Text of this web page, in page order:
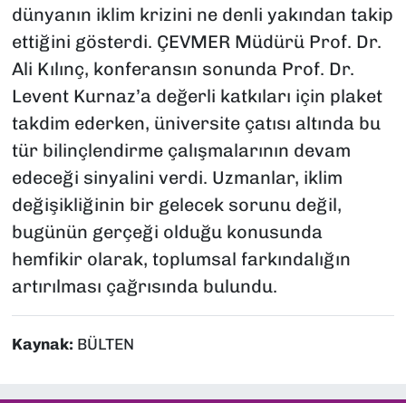
dünyanın iklim krizini ne denli yakından takip
ettiğini gösterdi. ÇEVMER Müdürü Prof. Dr.
Ali Kılınç, konferansın sonunda Prof. Dr.
Levent Kurnaz’a değerli katkıları için plaket
takdim ederken, üniversite çatısı altında bu
tür bilinçlendirme çalışmalarının devam
edeceği sinyalini verdi. Uzmanlar, iklim
değişikliğinin bir gelecek sorunu değil,
bugünün gerçeği olduğu konusunda
hemfikir olarak, toplumsal farkındalığın
artırılması çağrısında bulundu.
Kaynak: BÜLTEN